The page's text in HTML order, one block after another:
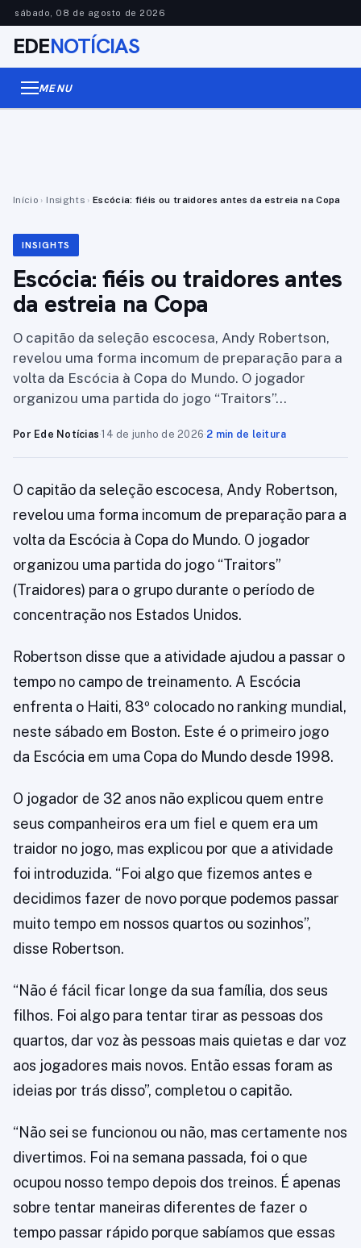
sábado, 08 de agosto de 2026
EDENOTÍCIAS
MENU
Início › Insights › Escócia: fiéis ou traidores antes da estreia na Copa
INSIGHTS
Escócia: fiéis ou traidores antes
da estreia na Copa
O capitão da seleção escocesa, Andy Robertson,
revelou uma forma incomum de preparação para a
volta da Escócia à Copa do Mundo. O jogador
organizou uma partida do jogo “Traitors”…
Por Ede Notícias·14 de junho de 2026·2 min de leitura
O capitão da seleção escocesa, Andy Robertson,
revelou uma forma incomum de preparação para a
volta da Escócia à Copa do Mundo. O jogador
organizou uma partida do jogo “Traitors”
(Traidores) para o grupo durante o período de
concentração nos Estados Unidos.
Robertson disse que a atividade ajudou a passar o
tempo no campo de treinamento. A Escócia
enfrenta o Haiti, 83º colocado no ranking mundial,
neste sábado em Boston. Este é o primeiro jogo
da Escócia em uma Copa do Mundo desde 1998.
O jogador de 32 anos não explicou quem entre
seus companheiros era um fiel e quem era um
traidor no jogo, mas explicou por que a atividade
foi introduzida. “Foi algo que fizemos antes e
decidimos fazer de novo porque podemos passar
muito tempo em nossos quartos ou sozinhos”,
disse Robertson.
“Não é fácil ficar longe da sua família, dos seus
filhos. Foi algo para tentar tirar as pessoas dos
quartos, dar voz às pessoas mais quietas e dar voz
aos jogadores mais novos. Então essas foram as
ideias por trás disso”, completou o capitão.
“Não sei se funcionou ou não, mas certamente nos
divertimos. Foi na semana passada, foi o que
ocupou nosso tempo depois dos treinos. É apenas
sobre tentar maneiras diferentes de fazer o
tempo passar rápido porque sabíamos que essas